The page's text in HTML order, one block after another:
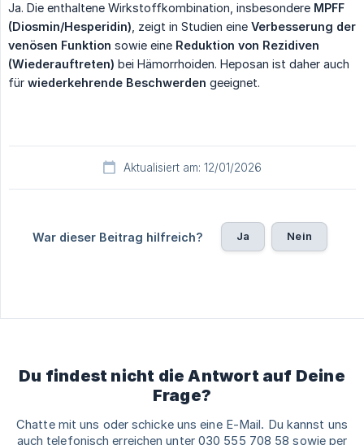
Ja. Die enthaltene Wirkstoffkombination, insbesondere MPFF
(Diosmin/Hesperidin) , zeigt in Studien eine Verbesserung der
venösen Funktion sowie eine Reduktion von Rezidiven
(Wiederauftreten) bei Hämorrhoiden. Heposan ist daher auch
für wiederkehrende Beschwerden geeignet.
Aktualisiert am: 12/01/2026
War dieser Beitrag hilfreich? Ja Nein
Du findest nicht die Antwort auf Deine
Frage?
Chatte mit uns oder schicke uns eine E-Mail. Du kannst uns
auch telefonisch erreichen unter 030 555 708 58 sowie per